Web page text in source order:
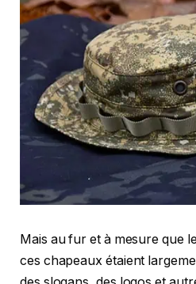
Mais au fur et à mesure que
ces chapeaux étaient